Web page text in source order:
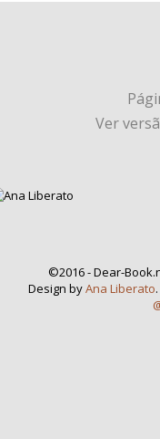
Ver
©2016 - Dear-
Design byAna Liberato